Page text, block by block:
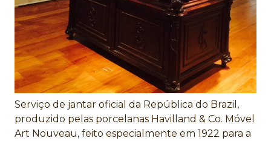
Serviço de jantar oficial da República do Brazil,
produzido pelas porcelanas Havilland & Co. Móvel
Art Nouveau, feito especialmente em 1922 para a